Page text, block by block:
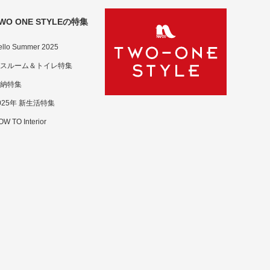
ONE STYLEの特集
Summer 2025
ルーム＆トイレ特集
特集
年 新生活特集
TO Interior